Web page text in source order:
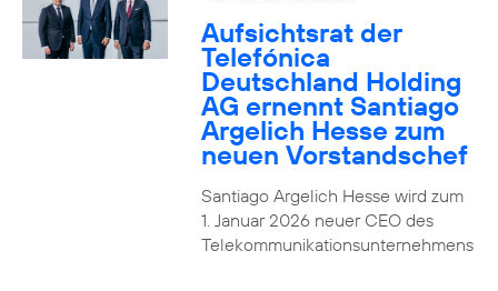
Aufsichtsrat der
Telefónica
Deutschland Holding
AG ernennt Santiago
Argelich Hesse zum
neuen Vorstandschef
Santiago Argelich Hesse wird zum
1. Januar 2026 neuer CEO des
Telekommunikationsunternehmens